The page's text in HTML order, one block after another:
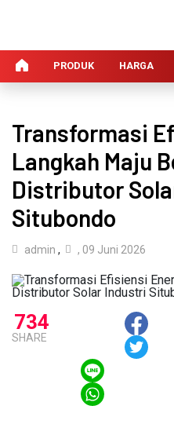
PRODUK HARGA
Transformasi
Langkah Maju
Distributor
Situbondo
admin , , 09 Juni 2026
734
SHARE